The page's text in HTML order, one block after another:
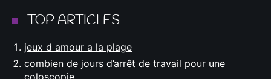
TOP ARTICLES
jeux d amour a la plage
combien de jours d’arrêt de travail pour une